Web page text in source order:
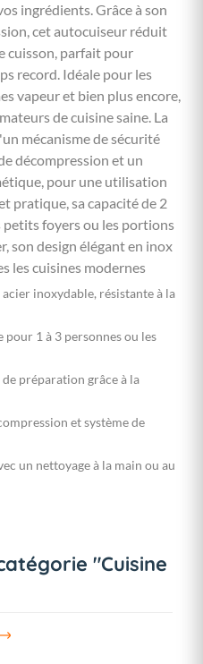
ingrédients. Grâce à son
cet autocuiseur réduit
cuisson, parfait pour
record. Idéale pour les
vapeur et bien plus encore,
de cuisine saine. La
mécanisme de sécurité
décompression et un
pour une utilisation
pratique, sa capacité de 2
foyers ou les portions
son design élégant en inox
les cuisines modernes
inoxydable, résistante à la
1 à 3 personnes ou les
préparation grâce à la
et système de
un nettoyage à la main ou au
"Cuisine